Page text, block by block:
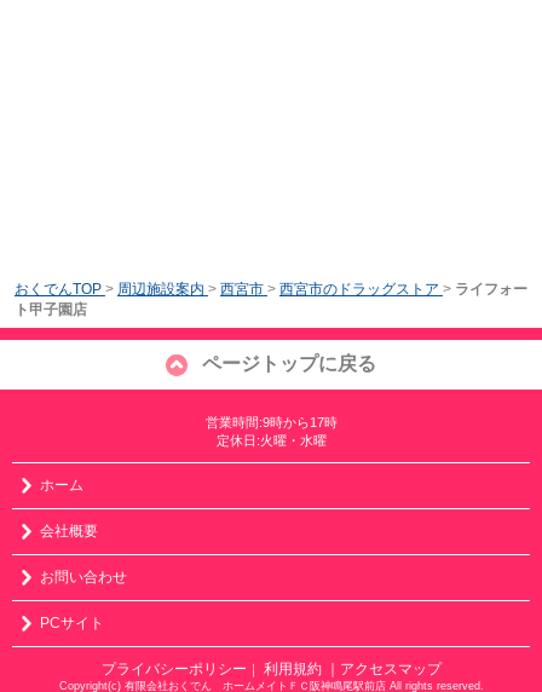
おくでんTOP > 周辺施設案内 > 西宮市 > 西宮市のドラッグストア > ライフォー
ト甲子園店
ページトップに戻る
営業時間:9時から17時
定休日:火曜・水曜
ホーム
会社概要
お問い合わせ
PCサイト
プライバシーポリシー ｜ 利用規約 ｜アクセスマップ
Copyright(c) 有限会社おくでん ホームメイトＦＣ阪神鳴尾駅前店 All rights reserved.